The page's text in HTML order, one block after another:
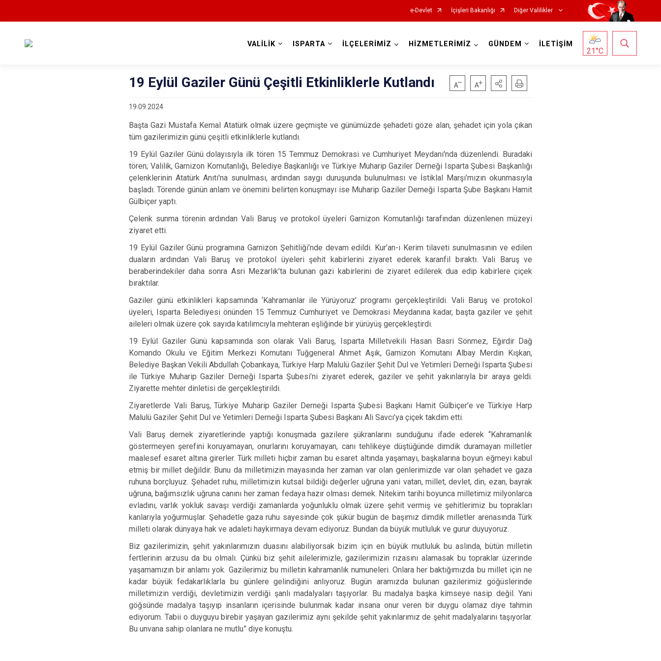
e-Devlet İçişleri Bakanlığı Diğer Valilikler
VALİLİK ISPARTA İLÇELERİMİZ HİZMETLERİMİZ GÜNDEM İLETİŞİM
21°C
19 Eylül Gaziler Günü Çeşitli Etkinliklerle Kutlandı
19.09.2024
Başta Gazi Mustafa Kemal Atatürk olmak üzere geçmişte ve günümüzde şehadeti göze alan, şehadet için yola çıkan
tüm gazilerimizin günü çeşitli etkinliklerle kutlandı.
19 Eylül Gaziler Günü dolayısıyla ilk tören 15 Temmuz Demokrasi ve Cumhuriyet Meydanı'nda düzenlendi. Buradaki
tören; Valilik, Garnizon Komutanlığı, Belediye Başkanlığı ve Türkiye Muharip Gaziler Derneği Isparta Şubesi Başkanlığı
çelenklerinin Atatürk Anıtı'na sunulması, ardından saygı duruşunda bulunulması ve İstiklal Marşı’mızın okunmasıyla
başladı. Törende günün anlam ve önemini belirten konuşmayı ise Muharip Gaziler Derneği Isparta Şube Başkanı Hamit
Gülbiçer yaptı.
Çelenk sunma törenin ardından Vali Baruş ve protokol üyeleri Garnizon Komutanlığı tarafından düzenlenen müzeyi
ziyaret etti.
19 Eylül Gaziler Günü programına Garnizon Şehitliği’nde devam edildi. Kur’an-ı Kerim tilaveti sunulmasının ve edilen
duaların ardından Vali Baruş ve protokol üyeleri şehit kabirlerini ziyaret ederek karanfil bıraktı. Vali Baruş ve
beraberindekiler daha sonra Asri Mezarlık’ta bulunan gazi kabirlerini de ziyaret edilerek dua edip kabirlere çiçek
bıraktılar.
Gaziler günü etkinlikleri kapsamında ‘Kahramanlar ile Yürüyoruz’ programı gerçekleştirildi. Vali Baruş ve protokol
üyeleri, Isparta Belediyesi önünden 15 Temmuz Cumhuriyet ve Demokrasi Meydanına kadar, başta gaziler ve şehit
aileleri olmak üzere çok sayıda katılımcıyla mehteran eşliğinde bir yürüyüş gerçekleştirdi.
19 Eylül Gaziler Günü kapsamında son olarak Vali Baruş, Isparta Milletvekili Hasan Basri Sönmez, Eğirdir Dağ
Komando Okulu ve Eğitim Merkezi Komutanı Tuğgeneral Ahmet Aşık, Garnizon Komutanı Albay Merdin Kışkan,
Belediye Başkan Vekili Abdullah Çobankaya, Türkiye Harp Malulü Gaziler Şehit Dul ve Yetimleri Derneği Isparta Şubesi
ile Türkiye Muharip Gaziler Derneği Isparta Şubesi’ni ziyaret ederek, gaziler ve şehit yakınlarıyla bir araya geldi.
Ziyarette mehter dinletisi de gerçekleştirildi.
Ziyaretlerde Vali Baruş, Türkiye Muharip Gaziler Derneği Isparta Şubesi Başkanı Hamit Gülbiçer’e ve Türkiye Harp
Malulü Gaziler Şehit Dul ve Yetimleri Derneği Isparta Şubesi Başkanı Ali Savcı’ya çiçek takdim etti.
Vali Baruş dernek ziyaretlerinde yaptığı konuşmada gazilere şükranlarını sunduğunu ifade ederek “Kahramanlık
göstermeyen şerefini koruyamayan, onurlarını koruyamayan, canı tehlikeye düştüğünde dimdik duramayan milletler
maalesef esaret altına girerler. Türk milleti hiçbir zaman bu esaret altında yaşamayı, başkalarına boyun eğmeyi kabul
etmiş bir millet değildir. Bunu da milletimizin mayasında her zaman var olan genlerimizde var olan şehadet ve gaza
ruhuna borçluyuz. Şehadet ruhu, milletimizin kutsal bildiği değerler uğruna yani vatan, millet, devlet, din, ezan, bayrak
uğruna, bağımsızlık uğruna canını her zaman fedaya hazır olması demek. Nitekim tarihi boyunca milletimiz milyonlarca
evladını, varlık yokluk savaşı verdiği zamanlarda yoğunluklu olmak üzere şehit vermiş ve şehitlerimiz bu toprakları
kanlarıyla yoğurmuşlar. Şehadetle gaza ruhu sayesinde çok şükür bugün de başımız dimdik milletler arenasında Türk
milleti olarak dünyaya hak ve adaleti haykırmaya devam ediyoruz. Bundan da büyük mutluluk ve gurur duyuyoruz.
Biz gazilerimizin, şehit yakınlarımızın duasını alabiliyorsak bizim için en büyük mutluluk bu aslında, bütün milletin
fertlerinin arzusu da bu olmalı. Çünkü biz şehit ailelerimizle, gazilerimizin rızasını alamasak bu topraklar üzerinde
yaşamamızın bir anlamı yok. Gazilerimiz bu milletin kahramanlık numuneleri. Onlara her baktığımızda bu millet için ne
kadar büyük fedakarlıklarla bu günlere gelindiğini anlıyoruz. Bugün aramızda bulunan gazilerimiz göğüslerinde
milletimizin verdiği, devletimizin verdiği şanlı madalyaları taşıyorlar. Bu madalya başka kimseye nasip değil. Yani
göğsünde madalya taşıyıp insanların içerisinde bulunmak kadar insana onur veren bir duygu olamaz diye tahmin
ediyorum. Tabii o duyguyu birebir yaşayan gazilerimiz aynı şekilde şehit yakınlarımız de şehit madalyalarını taşıyorlar.
Bu unvana sahip olanlara ne mutlu” diye konuştu.